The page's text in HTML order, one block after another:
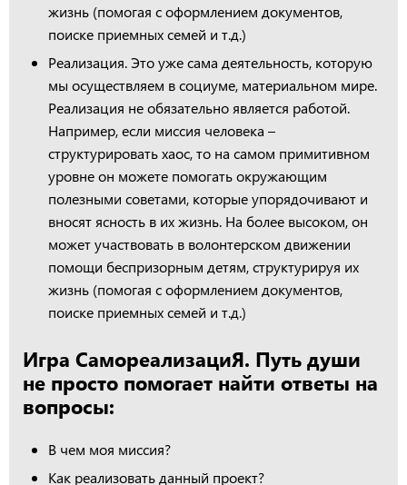
жизнь (помогая с оформлением документов,
поиске приемных семей и т.д.)
Реализация. Это уже сама деятельность, которую
мы осуществляем в социуме, материальном мире.
Реализация не обязательно является работой.
Например, если миссия человека –
структурировать хаос, то на самом примитивном
уровне он можете помогать окружающим
полезными советами, которые упорядочивают и
вносят ясность в их жизнь. На более высоком, он
может участвовать в волонтерском движении
помощи беспризорным детям, структурируя их
жизнь (помогая с оформлением документов,
поиске приемных семей и т.д.)
Игра СамореализациЯ. Путь души
не просто помогает найти ответы на
вопросы:
В чем моя миссия?
Как реализовать данный проект?